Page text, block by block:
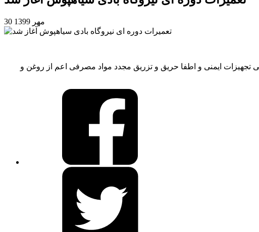
30 مهر 1399
و شامل بازدید اجزاء اصلی توربین، بررسی تجهیزات ایمنی و اطفا حریق و تزریق مجدد مواد مصرفی اعم از روغن و